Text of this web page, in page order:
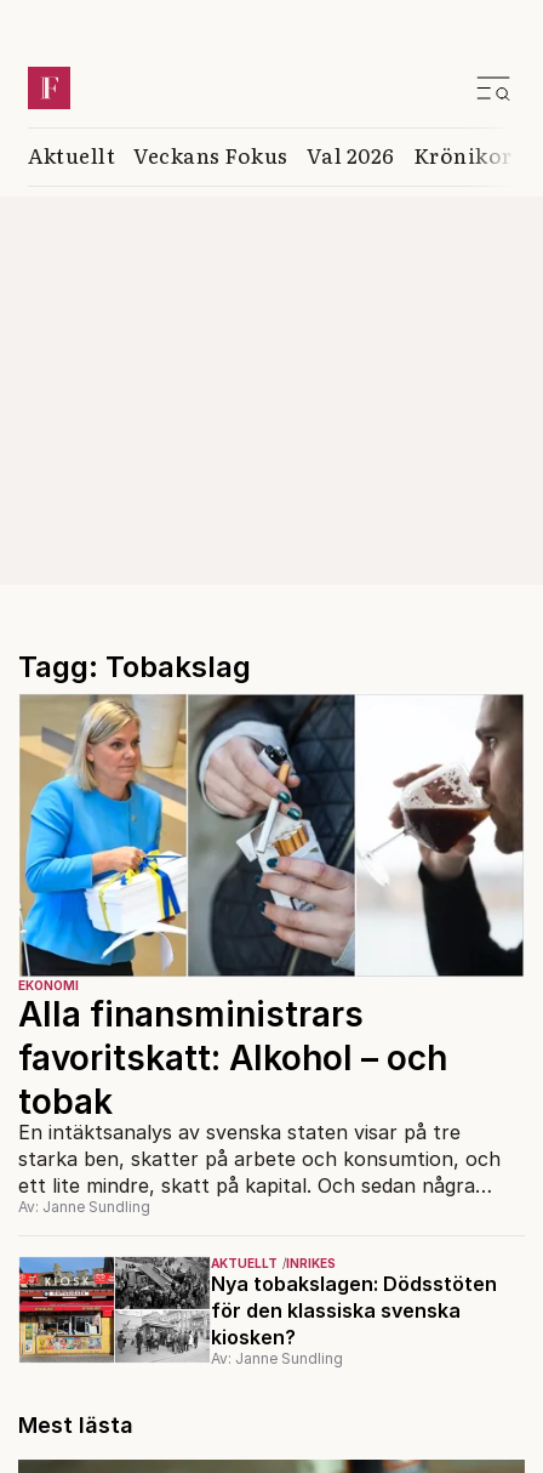
Aktuellt Veckans Fokus Val 2026 Krönikor
Tagg: Tobakslag
AKTUELLT INRIKES
Nya tobakslagen: Dödsstöten
för den klassiska svenska
kiosken?
Av: Janne Sundling
EKONOMI
Alla finansministrars
favoritskatt: Alkohol – och
tobak
En intäktsanalys av svenska staten visar på tre
starka ben, skatter på arbete och konsumtion, och
ett lite mindre, skatt på kapital. Och sedan några
mindre, som till exempel EU-bidrag, som står för
finansministrars favoritskatt.
Av: Janne Sundling
Mest lästa